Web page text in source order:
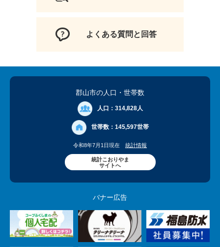
よくある質問と回答
郡山市の人口 ・世帯数
人口： 314,828人
世帯数： 145,597世帯
令和8年7月1日現在 統計情報
統計こおりやま
サイトへ
バナー広告